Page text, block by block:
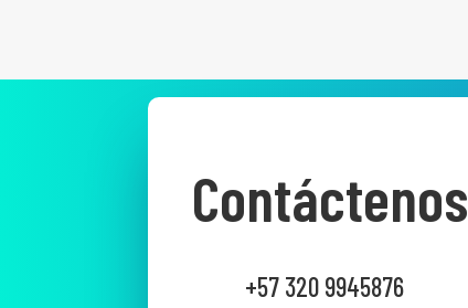
Contáctenos
+57 320 9945876